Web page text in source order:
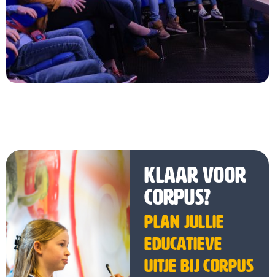
Klaar voor
CORPUS?
Plan jullie
educatieve
uitje bij CORPUS